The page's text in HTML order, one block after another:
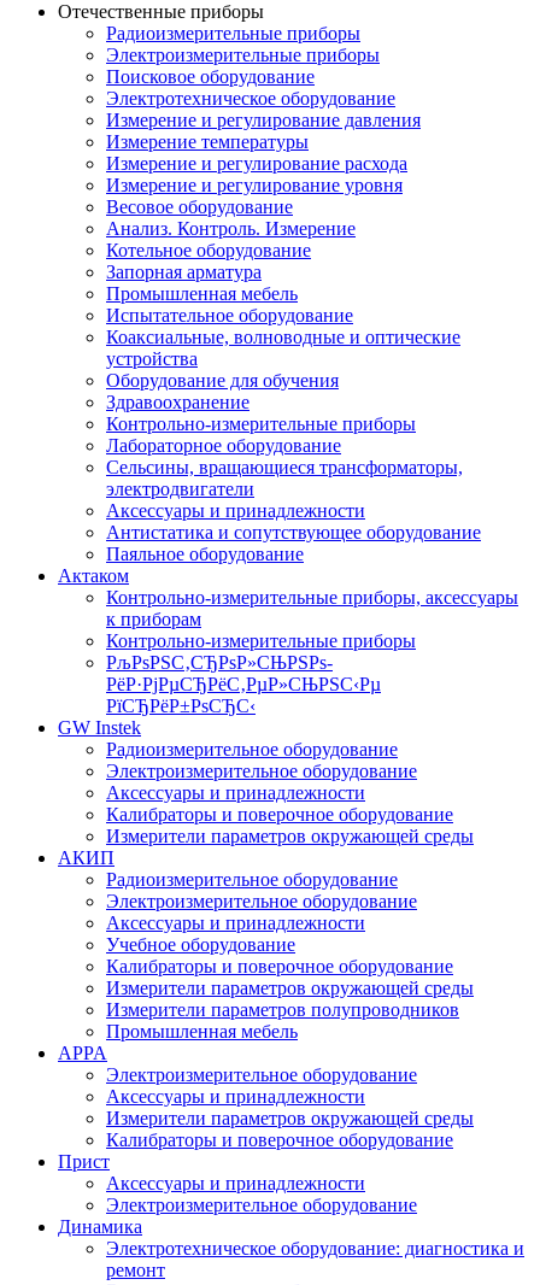
Отечественные приборы
Радиоизмерительные приборы
Электроизмерительные приборы
Поисковое оборудование
Электротехническое оборудование
Измерение и регулирование давления
Измерение температуры
Измерение и регулирование расхода
Измерение и регулирование уровня
Весовое оборудование
Анализ. Контроль. Измерение
Котельное оборудование
Запорная арматура
Промышленная мебель
Испытательное оборудование
Коаксиальные, волноводные и оптические
устройства
Оборудование для обучения
Здравоохранение
Контрольно-измерительные приборы
Лабораторное оборудование
Сельсины, вращающиеся трансформаторы,
электродвигатели
Аксессуары и принадлежности
Антистатика и сопутствующее оборудование
Паяльное оборудование
Актаком
Контрольно-измерительные приборы, аксессуары
к приборам
Контрольно-измерительные приборы
РљРѕРЅС‚СЂРѕР»СЊРЅРѕ-
РёР·РјРµСЂРёС‚РµР»СЊРЅС‹Рµ
РїСЂРёР±РѕСЂС‹
GW Instek
Радиоизмерительное оборудование
Электроизмерительное оборудование
Аксессуары и принадлежности
Калибраторы и поверочное оборудование
Измерители параметров окружающей среды
АКИП
Радиоизмерительное оборудование
Электроизмерительное оборудование
Аксессуары и принадлежности
Учебное оборудование
Калибраторы и поверочное оборудование
Измерители параметров окружающей среды
Измерители параметров полупроводников
Промышленная мебель
APPA
Электроизмерительное оборудование
Аксессуары и принадлежности
Измерители параметров окружающей среды
Калибраторы и поверочное оборудование
Прист
Аксессуары и принадлежности
Электроизмерительное оборудование
Динамика
Электротехническое оборудование: диагностика и
ремонт